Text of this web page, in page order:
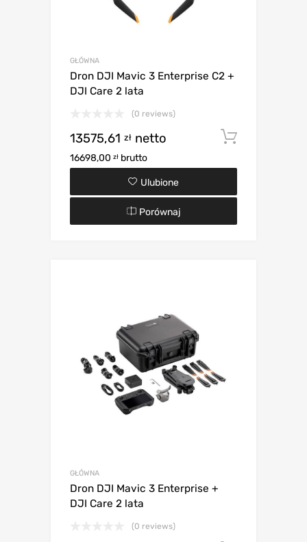
GŁÓWNA
Dron DJI Mavic 3 Enterprise C2 +
DJI Care 2 lata
(0 reviews)
13575,61 zł netto
16698,00 zł brutto
Ulubione
Porównaj
GŁÓWNA
Dron DJI Mavic 3 Enterprise +
DJI Care 2 lata
(0 reviews)